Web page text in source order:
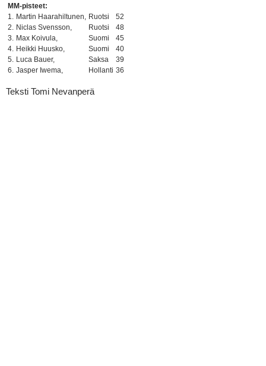
MM-pisteet:
1. Martin Haarahiltunen, Ruotsi
52
2. Niclas Svensson, Ruotsi
48
3. Max Koivula, Suomi
45
4. Heikki Huusko, Suomi
40
5. Luca Bauer, Saksa
39
6. Jasper Iwema, Hollanti 36
Teksti Tomi Nevanperä